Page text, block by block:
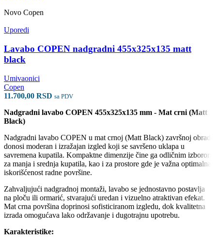
Novo Copen
Uporedi
Lavabo COPEN nadgradni 455x325x135 matt
black
Umivaonici
Copen
11.700,00 RSD sa PDV
Nadgradni lavabo COPEN 455x325x135 mm - Mat crni (Matt
Black)
Nadgradni lavabo COPEN u mat crnoj (Matt Black) završnoj obradi
donosi moderan i izražajan izgled koji se savršeno uklapa u
savremena kupatila. Kompaktne dimenzije čine ga odličnim izborom
za manja i srednja kupatila, kao i za prostore gde je važna optimalna
iskorišćenost radne površine.
Zahvaljujući nadgradnoj montaži, lavabo se jednostavno postavlja
na ploču ili ormarić, stvarajući uredan i vizuelno atraktivan efekat.
Mat crna površina doprinosi sofisticiranom izgledu, dok kvalitetna
izrada omogućava lako održavanje i dugotrajnu upotrebu.
Karakteristike: